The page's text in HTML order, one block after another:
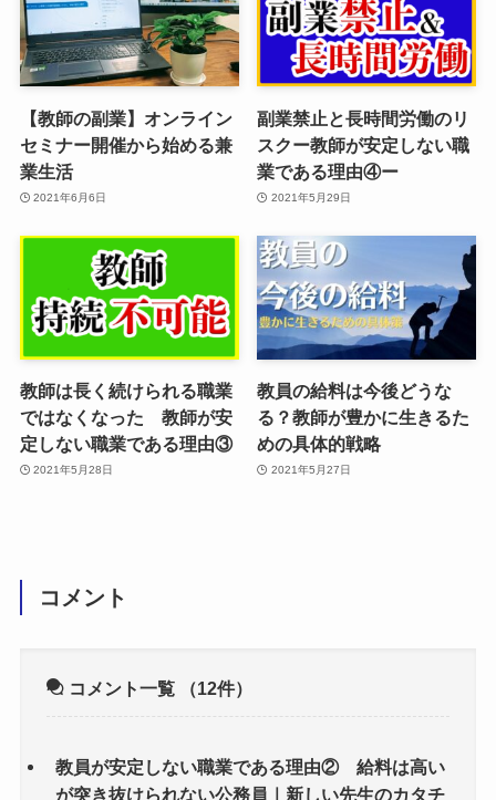
【教師の副業】オンライン
セミナー開催から始める兼
業生活
2021年6月6日
副業禁止と長時間労働のリ
スクー教師が安定しない職
業である理由④ー
2021年5月29日
教師は長く続けられる職業
ではなくなった 教師が安
定しない職業である理由③
2021年5月28日
教員の給料は今後どうな
る？教師が豊かに生きるた
めの具体的戦略
2021年5月27日
コメント
コメント一覧 （12件）
教員が安定しない職業である理由② 給料は高い
が突き抜けられない公務員｜新しい先生のカタチ